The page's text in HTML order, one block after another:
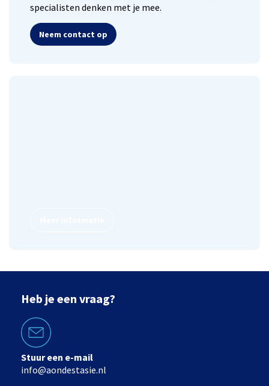
specialisten denken met je mee.
Neem contact op
Heb je een vraag?
Stuur een e-mail
info@aondestasie.nl